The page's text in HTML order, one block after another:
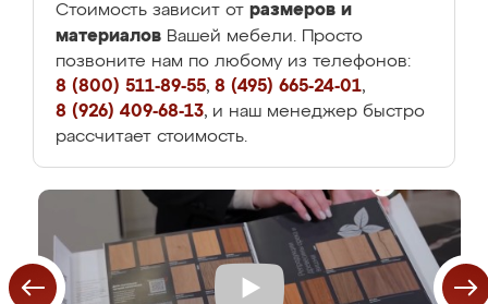
Стоимость зависит от размеров и
материалов Вашей мебели. Просто
позвоните нам по любому из телефонов:
8 (800) 511-89-55, 8 (495) 665-24-01,
8 (926) 409-68-13, и наш менеджер быстро
рассчитает стоимость.